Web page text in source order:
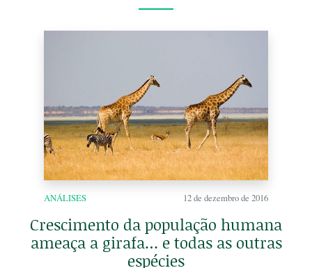
ANÁLISES 12 de dezembro de 2016
Crescimento da população humana
ameaça a girafa… e todas as outras
espécies